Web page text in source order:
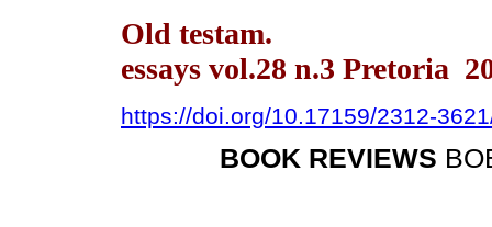
Old testam.
essays vol.28 n.3 Pretoria
https://doi.org/10.17159/2312-
BOOK REVIEWS